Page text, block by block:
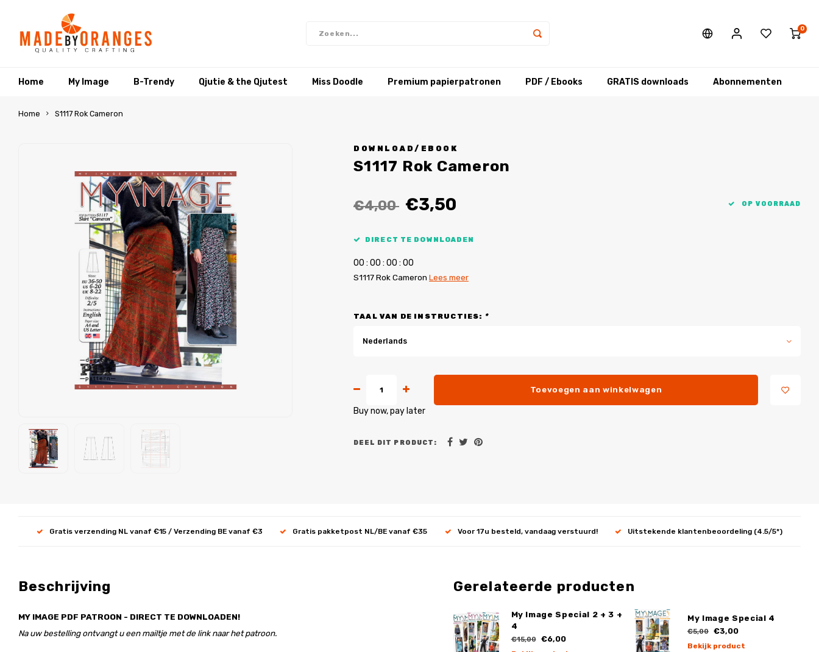
0
Home My Image B-Trendy Qjutie & the Qjutest Miss Doodle Premium papierpatronen PDF / Ebooks GRATIS downloads Abonnementen
Home S1117 Rok Cameron
DOWNLOAD/EBOOK
S1117 Rok Cameron
€4,00 €3,50 OP VOORRAAD
DIRECT TE DOWNLOADEN
00 : 00 : 00 : 00
S1117 Rok Cameron Lees meer
TAAL VAN DE INSTRUCTIES: *
Nederlands
Toevoegen aan winkelwagen
Buy now, pay later
DEEL DIT PRODUCT:
Gratis verzending NL vanaf €15 / Verzending BE vanaf €3 Gratis pakketpost NL/BE vanaf €35 Voor 17u besteld, vandaag verstuurd! Uitstekende klantenbeoordeling (4.5/5*)
Beschrijving
MY IMAGE PDF PATROON - DIRECT TE DOWNLOADEN!
Na uw bestelling ontvangt u een mailtje met de link naar het patroon.
Gerelateerde producten
My Image Special 2 + 3 +
4
€15,00 €6,00
My Image Special 4
€5,00 €3,00
Bekijk product